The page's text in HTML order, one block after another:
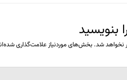
بنویسید
نخواهد شد. بخش‌های موردنیاز علامت‌گذاری